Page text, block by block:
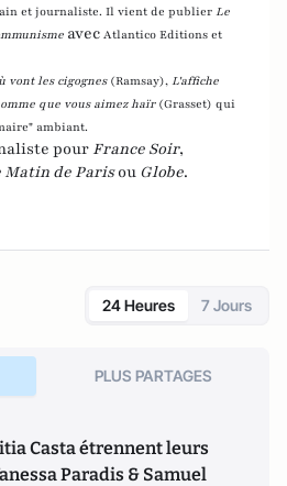
et journaliste. Il vient de publier Le
avec Atlantico Editions et
vont les cigognes (Ramsay), L'affiche
que vous aimez haïr (Grasset) qui
ambiant.
pour France Soir,
Matin de Parisou Globe.
24 Heures 7 Jours
PLUS PARTAGES
Casta étrennent leurs
Paradis & Samuel